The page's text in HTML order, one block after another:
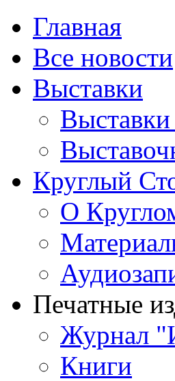
Главная
Все новости
Выставки
Круглый
О
Печатные
Журнал
Книги